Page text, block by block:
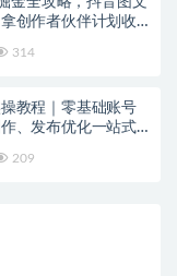
创作者伙伴计划收
314
教程｜零基础账号
、发布优化一站式
209